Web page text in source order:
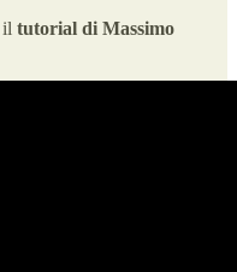
il tutorial di Massimo